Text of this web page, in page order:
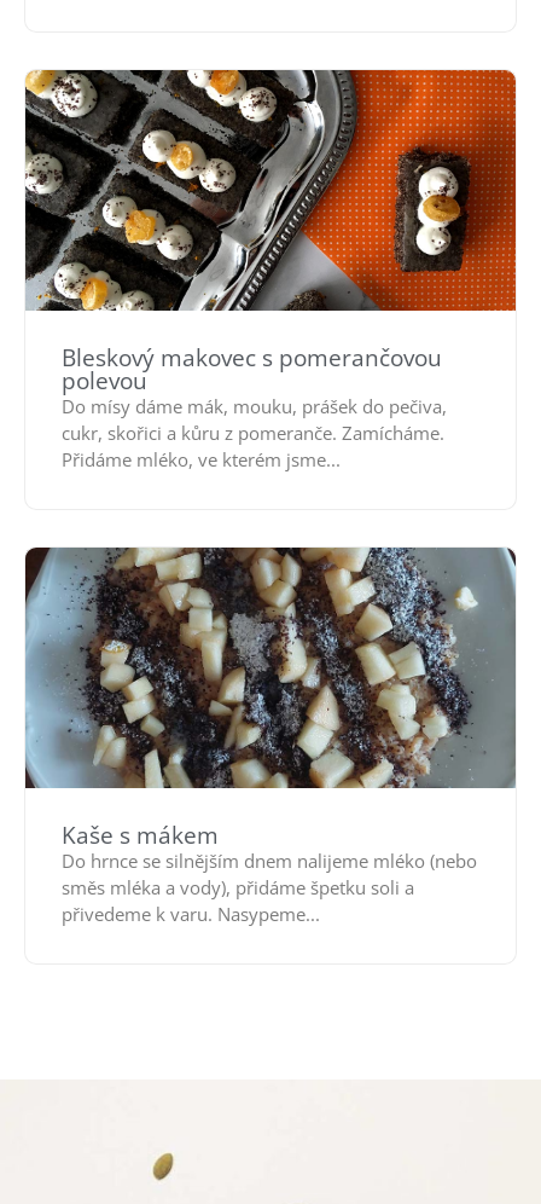
Bleskový makovec s pomerančovou
polevou
Do mísy dáme mák, mouku, prášek do pečiva,
cukr, skořici a kůru z pomeranče. Zamícháme.
Přidáme mléko, ve kterém jsme...
Kaše s mákem
Do hrnce se silnějším dnem nalijeme mléko (nebo
směs mléka a vody), přidáme špetku soli a
přivedeme k varu. Nasypeme...